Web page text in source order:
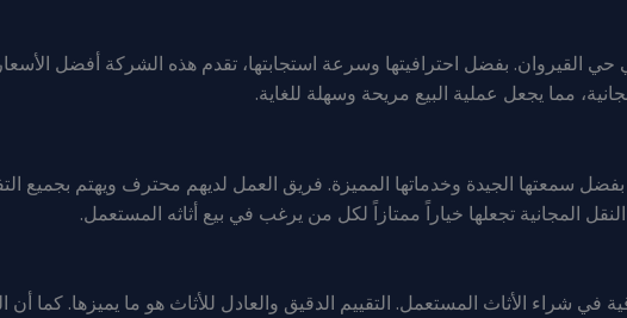
حي القيروان. بفضل احترافيتها وسرعة استجابتها، تقدم هذه الشركة أفضل
مما يجعل عملية البيع مريحة وسهلة للغاية.
بفضل سمعتها الجيدة وخدماتها المميزة. فريق العمل لديهم محترف ويهتم بجميع
المجانية تجعلها خياراً ممتازاً لكل من يرغب في بيع أثاثه المستعمل.
شراء الأثاث المستعمل. التقييم الدقيق والعادل للأثاث هو ما يميزها. كما أن